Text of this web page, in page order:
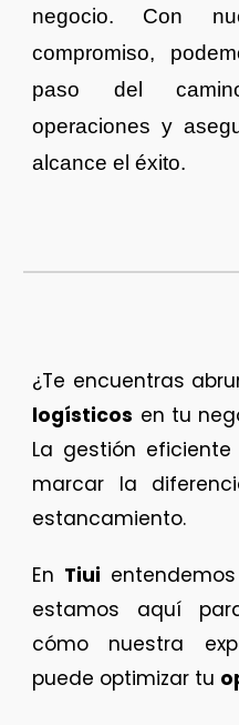
negocio. Con
compromiso,
paso del
operaciones y
alcance el éxito.
¿Te encuentras
logísticos en tu
La gestión
marcar la
estancamiento.
En Tiui
estamos aquí
cómo nuestra
puede optimizar tu